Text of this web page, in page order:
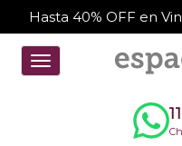
Hasta 40% OFF en
Toggle
navigation